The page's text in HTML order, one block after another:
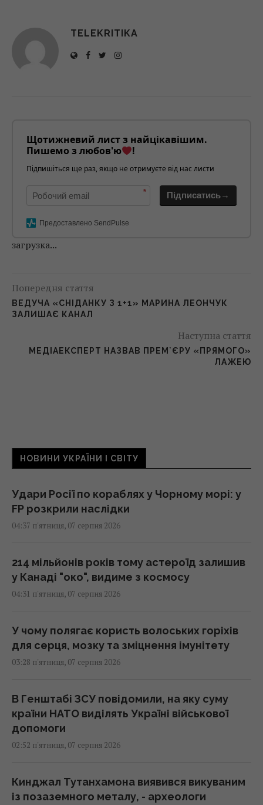
TELEKRITIKA
Щотижневий лист з найцікавішим.
Пишемо з любов'ю
!
Підпишіться ще раз, якщо не отримуєте від нас листи
* Підписатись→
Предоставлено SendPulse
загрузка...
Попередня стаття
ВЕДУЧА «СНІДАНКУ З 1+1» МАРИНА ЛЕОНЧУК
ЗАЛИШАЄ КАНАЛ
Наступна стаття
МЕДІАЕКСПЕРТ НАЗВАВ ПРЕМ`ЄРУ «ПРЯМОГО»
ЛАЖЕЮ
НОВИНИ УКРАЇНИ І СВІТУ
Удари Росії по кораблях у Чорному морі: у
FP розкрили наслідки
04:37 п'ятниця, 07 серпня 2026
214 мільйонів років тому астероїд залишив
у Канаді "око", видиме з космосу
04:31 п'ятниця, 07 серпня 2026
У чому полягає користь волоських горіхів
для серця, мозку та зміцнення імунітету
03:28 п'ятниця, 07 серпня 2026
В Генштабі ЗСУ повідомили, на яку суму
країни НАТО виділять Україні військової
допомоги
02:52 п'ятниця, 07 серпня 2026
Кинджал Тутанхамона виявився викуваним
із позаземного металу, - археологи